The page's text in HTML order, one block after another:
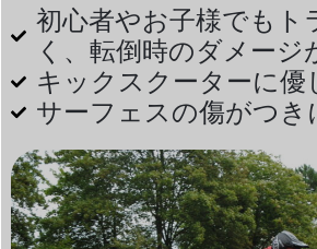
初心者やお子様でもト
く、転倒時のダメージ
キックスクーターに優
サーフェスの傷がつき